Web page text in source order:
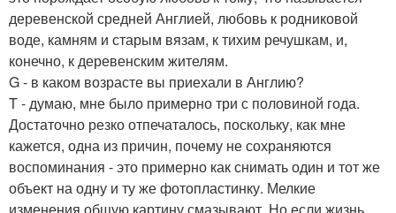
деревенской средней Англией, любовь к родниковой
воде, камням и старым вязам, к тихим речушкам, и,
конечно, к деревенским жителям.
G - в каком возрасте вы приехали в Англию?
T - думаю, мне было примерно три с половиной года.
Достаточно резко отпечаталось, поскольку, как мне
кажется, одна из причин, почему не сохраняются
воспоминания - это примерно как снимать один и тот же
объект на одну и ту же фотопластинку. Мелкие
изменения общую картину смазывают. Но если жизнь